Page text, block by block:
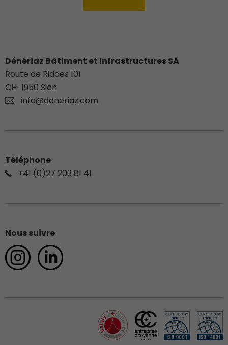
Dénériaz Bâtiment et Infrastructures SA
Route de Riddes 101
CH-1950 Sion
info@deneriaz.com
Téléphone
+41 (0)27 203 81 41
Nous suivre